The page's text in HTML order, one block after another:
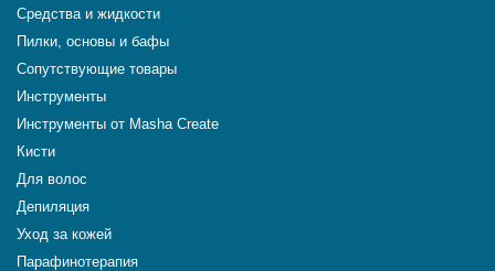
Средства и жидкости
Пилки, основы и бафы
Сопутствующие товары
Инструменты
Инструменты от Masha Create
Кисти
Для волос
Депиляция
Уход за кожей
Парафинотерапия